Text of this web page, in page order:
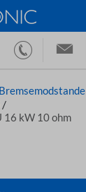
Bremsemodstande
/
16 kW 10 ohm